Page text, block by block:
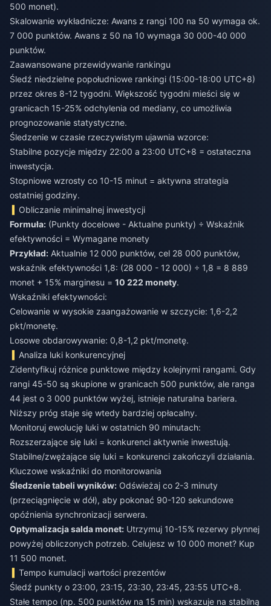
500 monet).
Skalowanie wykładnicze: Awans z rangi 100 na 50 wymaga ok.
7 000 punktów. Awans z 50 na 10 wymaga 30 000-40 000
punktów.
Zaawansowane przewidywanie rankingu
Śledź niedzielne popołudniowe rankingi (15:00-18:00 UTC+8)
przez okres 8-12 tygodni. Większość tygodni mieści się w
granicach 15-25% odchylenia od mediany, co umożliwia
prognozowanie statystyczne.
Śledzenie w czasie rzeczywistym ujawnia wzorce:
Stabilne pozycje między 22:00 a 23:00 UTC+8 = ostateczna
inwestycja.
Stopniowe wzrosty co 10-15 minut = aktywna strategia
ostatniej godziny.
Obliczanie minimalnej inwestycji
Formuła: (Punkty docelowe - Aktualne punkty) ÷ Wskaźnik
efektywności = Wymagane monety
Przykład: Aktualnie 12 000 punktów, cel 28 000 punktów,
wskaźnik efektywności 1,8: (28 000 - 12 000) ÷ 1,8 = 8 889
monet + 15% marginesu = 10 222 monety.
Wskaźniki efektywności:
Celowanie w wysokie zaangażowanie w szczycie: 1,6-2,2
pkt/monetę.
Losowe obdarowywanie: 0,8-1,2 pkt/monetę.
Analiza luki konkurencyjnej
Zidentyfikuj różnice punktowe między kolejnymi rangami. Gdy
rangi 45-50 są skupione w granicach 500 punktów, ale ranga
44 jest o 3 000 punktów wyżej, istnieje naturalna bariera.
Niższy próg staje się wtedy bardziej opłacalny.
Monitoruj ewolucję luki w ostatnich 90 minutach:
Rozszerzające się luki = konkurenci aktywnie inwestują.
Stabilne/zwężające się luki = konkurenci zakończyli działania.
Kluczowe wskaźniki do monitorowania
Śledzenie tabeli wyników: Odświeżaj co 2-3 minuty
(przeciągnięcie w dół), aby pokonać 90-120 sekundowe
opóźnienia synchronizacji serwera.
Optymalizacja salda monet: Utrzymuj 10-15% rezerwy płynnej
powyżej obliczonych potrzeb. Celujesz w 10 000 monet? Kup
11 500 monet.
Tempo kumulacji wartości prezentów
Śledź punkty o 23:00, 23:15, 23:30, 23:45, 23:55 UTC+8.
Stałe tempo (np. 500 punktów na 15 min) wskazuje na stabilną